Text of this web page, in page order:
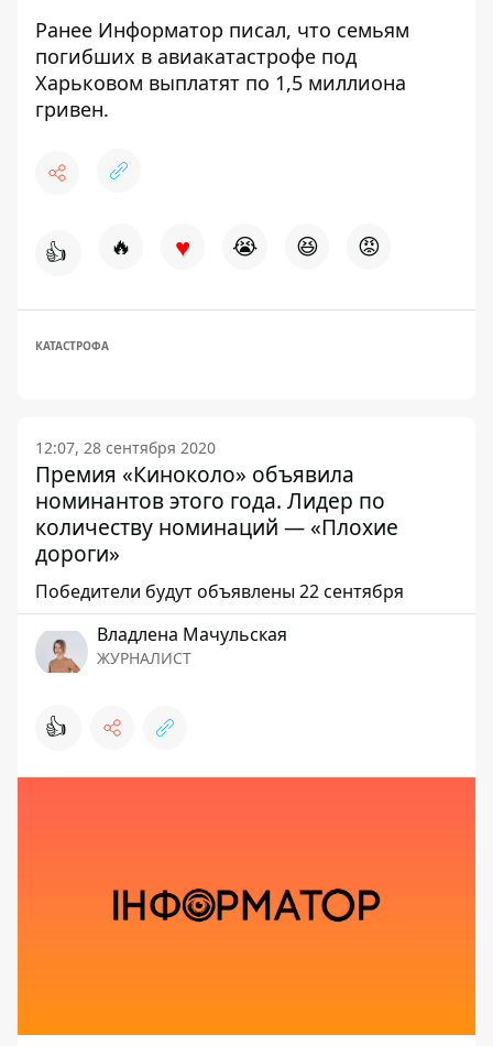
Ранее Информатор писал, что семьям
погибших в авиакатастрофе под
Харьковом выплатят по 1,5 миллиона
гривен.
👍 🔥 ♥ 😭 😆 😡
КАТАСТРОФА
12:07, 28 сентября 2020
Премия «Киноколо» объявила
номинантов этого года. Лидер по
количеству номинаций — «Плохие
дороги»
Победители будут объявлены 22 сентября
Владлена Мачульская
ЖУРНАЛИСТ
👍